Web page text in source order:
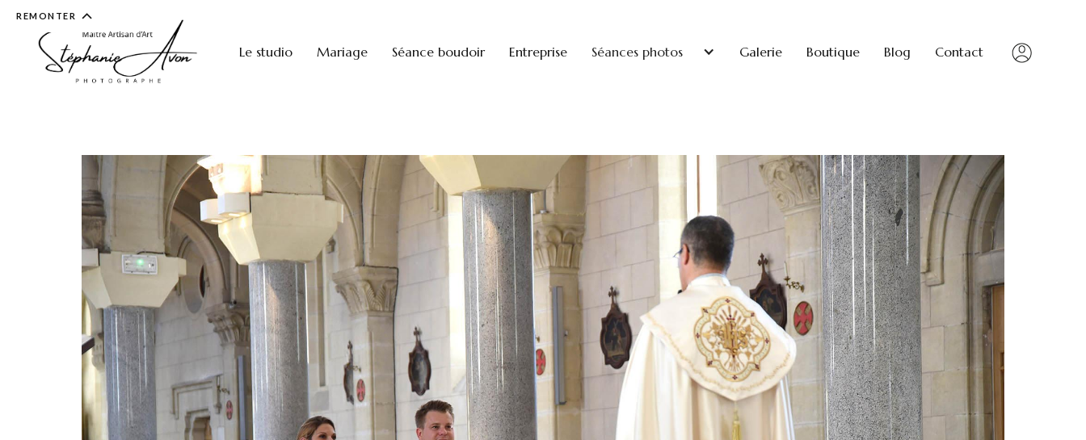
Le studio Mariage Séance boudoir Entreprise Séances photos Galerie Boutique Blog Contact
REMONTER